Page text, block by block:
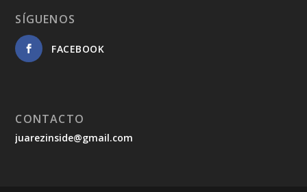
SÍGUENOS
FACEBOOK
CONTACTO
juarezinside@gmail.com